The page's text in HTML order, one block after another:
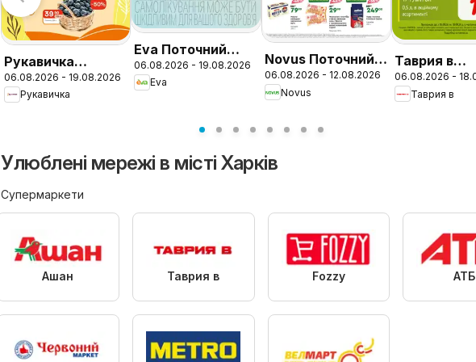
Рукавичка
Поточний каталог
06.08.2026 - 19.08.2026
Рукавичка
Eva Поточний
каталог
06.08.2026 - 19.08.2026
Eva
Novus Поточний
каталог
06.08.2026 - 12.08.2026
Novus
Таврия в
Поточний
06.08.2026 -
Таврия в
Улюблені мережі в місті Харків
Супермаркети
Ашан Таврия в Fozzy АТБ